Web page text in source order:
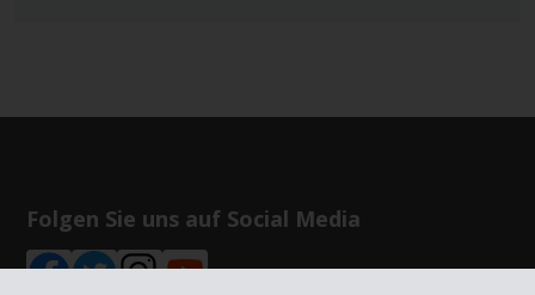
Folgen Sie uns auf Social Media